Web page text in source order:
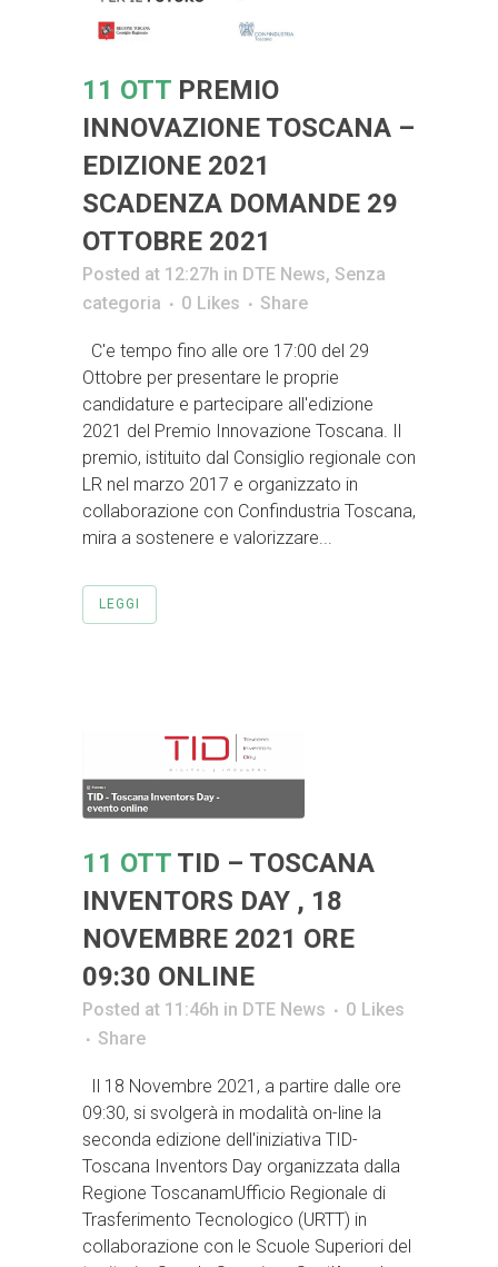
11 OTT PREMIO
INNOVAZIONE TOSCANA –
EDIZIONE 2021
SCADENZA DOMANDE 29
OTTOBRE 2021
Posted at 12:27h in DTE News, Senza
categoria
0 Likes Share
C'e tempo fino alle ore 17:00 del 29
Ottobre per presentare le proprie
candidature e partecipare all'edizione
2021 del Premio Innovazione Toscana. Il
premio, istituito dal Consiglio regionale con
LR nel marzo 2017 e organizzato in
collaborazione con Confindustria Toscana,
mira a sostenere e valorizzare...
LEGGI
11 OTT TID – TOSCANA
INVENTORS DAY , 18
NOVEMBRE 2021 ORE
09:30 ONLINE
Posted at 11:46h in DTE News 0 Likes
Share
Il 18 Novembre 2021, a partire dalle ore
09:30, si svolgerà in modalità on-line la
seconda edizione dell'iniziativa TID-
Toscana Inventors Day organizzata dalla
Regione ToscanamUfficio Regionale di
Trasferimento Tecnologico (URTT) in
collaborazione con le Scuole Superiori del